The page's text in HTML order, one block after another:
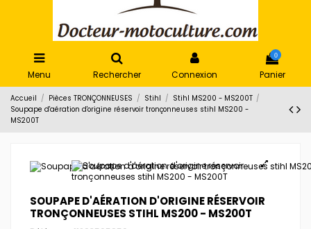
Menu Rechercher Connexion
0
Panier
Accueil Pièces TRONÇONNEUSES Stihl
Stihl MS200 - MS200T
Soupape d'aération d'origine réservoir tronçonneuses stihl MS200 -
MS200T
SOUPAPE D'AÉRATION D'ORIGINE RÉSERVOIR
TRONÇONNEUSES STIHL MS200 - MS200T